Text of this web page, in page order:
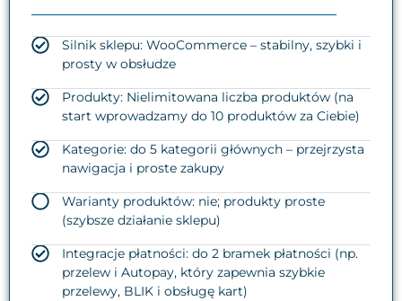
Silnik sklepu: WooCommerce – stabilny, szybki i
prosty w obsłudze
Produkty: Nielimitowana liczba produktów (na
start wprowadzamy do 10 produktów za Ciebie)
Kategorie: do 5 kategorii głównych – przejrzysta
nawigacja i proste zakupy
Warianty produktów: nie; produkty proste
(szybsze działanie sklepu)
Integracje płatności: do 2 bramek płatności (np.
przelew i Autopay, który zapewnia szybkie
przelewy, BLIK i obsługę kart)